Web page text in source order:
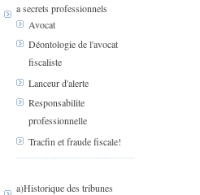
a secrets professionnels
Avocat
Déontologie de l'avocat
fiscaliste
Lanceur d'alerte
Responsabilite
professionnelle
Tracfin et fraude fiscale!
a)Historique des tribunes